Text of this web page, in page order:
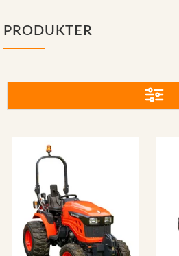
PRODUKTER